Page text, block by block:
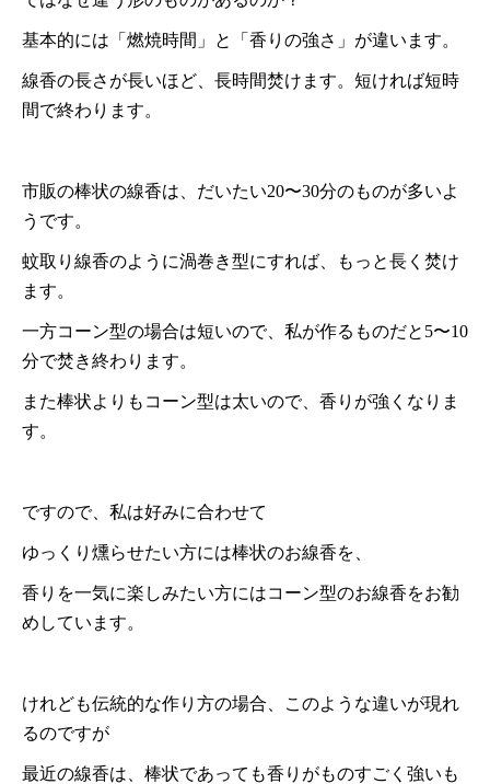
基本的には「燃焼時間」と「香りの強さ」が違います。
線香の長さが長いほど、長時間焚けます。短ければ短時
間で終わります。
市販の棒状の線香は、だいたい20〜30分のものが多いよ
うです。
蚊取り線香のように渦巻き型にすれば、もっと長く焚け
ます。
一方コーン型の場合は短いので、私が作るものだと5〜10
分で焚き終わります。
また棒状よりもコーン型は太いので、香りが強くなりま
す。
ですので、私は好みに合わせて
ゆっくり燻らせたい方には棒状のお線香を、
香りを一気に楽しみたい方にはコーン型のお線香をお勧
めしています。
けれども伝統的な作り方の場合、このような違いが現れ
るのですが
最近の線香は、棒状であっても香りがものすごく強いも